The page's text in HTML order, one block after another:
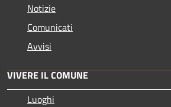
Notizie
Comunicati
Avvisi
VIVERE IL COMUNE
Luoghi